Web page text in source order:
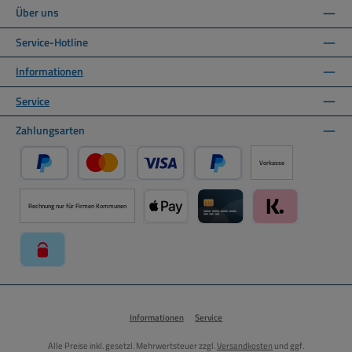
Über uns
Service-Hotline
Informationen
Service
Zahlungsarten
PayPal Kredit- oder Debitkarte über PayPal
Später Bezahlen über PayPal
Vorkasse
Rechnung nur für Firmen Kommunen
Informationen Service
Alle Preise inkl. gesetzl. Mehrwertsteuer zzgl.Versandkosten und ggf.